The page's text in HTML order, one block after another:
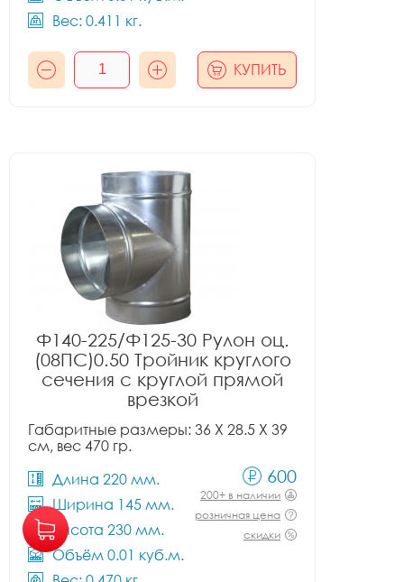
Вес: 0.411 кг.
КУПИТЬ
Ф140-225/Ф125-30 Рулон оц.
(08ПС)0.50 Тройник круглого
сечения с круглой прямой
врезкой
Габаритные размеры: 36 X 28.5 X 39
см, вес 470 гр.
Длина 220 мм.
Ширина 145 мм.
Высота 230 мм.
Объём 0.01 куб.м.
600
200+ в наличии
розничная цена
скидки